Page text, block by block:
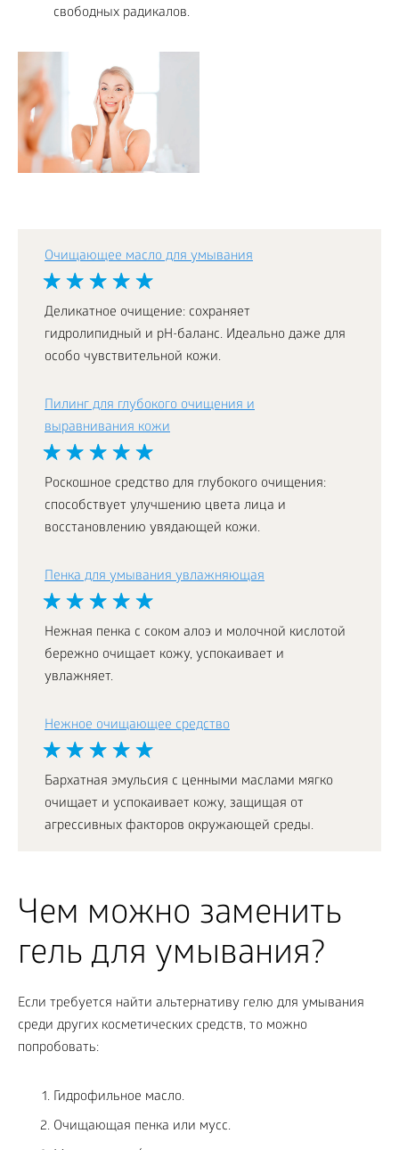
свободных радикалов.
Очищающее масло для умывания
Деликатное очищение: сохраняет
гидролипидный и pH-баланс. Идеально даже для
особо чувствительной кожи.
Пилинг для глубокого очищения и
выравнивания кожи
Роскошное средство для глубокого очищения:
способствует улучшению цвета лица и
восстановлению увядающей кожи.
Пенка для умывания увлажняющая
Нежная пенка с соком алоэ и молочной кислотой
бережно очищает кожу, успокаивает и
увлажняет.
Нежное очищающее средство
Бархатная эмульсия с ценными маслами мягко
очищает и успокаивает кожу, защищая от
агрессивных факторов окружающей среды.
Чем можно заменить
гель для умывания?
Если требуется найти альтернативу гелю для умывания
среди других косметических средств, то можно
попробовать:
Гидрофильное масло.
Очищающая пенка или мусс.